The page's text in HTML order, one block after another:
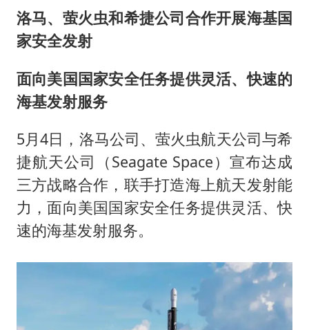
洛马、萤火虫和希捷公司合作开展海基国
家安全发射
面向美国国家安全任务提供灵活、快速的
海基发射服务
5月4日，洛马公司、萤火虫航天公司与希
捷航天公司（Seagate Space）宣布达成
三方战略合作，联手打造海上航天发射能
力，面向美国国家安全任务提供灵活、快
速的海基发射服务。